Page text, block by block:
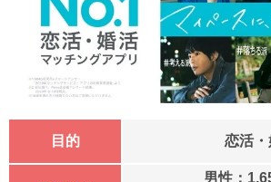
目的 恋活・
男性：